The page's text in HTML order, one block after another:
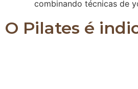
combinando técnicas de
O Pilates é